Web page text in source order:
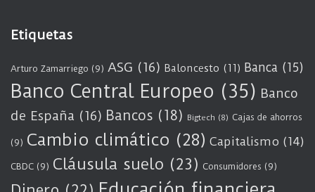
Etiquetas
Arturo Zamarriego (9) ASG (16) Baloncesto (11) Banca (15)
Banco Central Europeo (35) Banco
de España (16) Bancos (18) Bigtech (8) Cajas de ahorros
(9) Cambio climático (28) Capitalismo (14)
CBDC (9) Cláusula suelo (23) Consumidores (9)